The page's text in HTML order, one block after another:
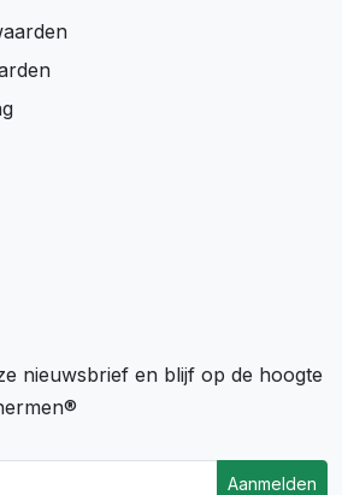
nieuwsbrief en blijf op de hoogte
Aanmelden